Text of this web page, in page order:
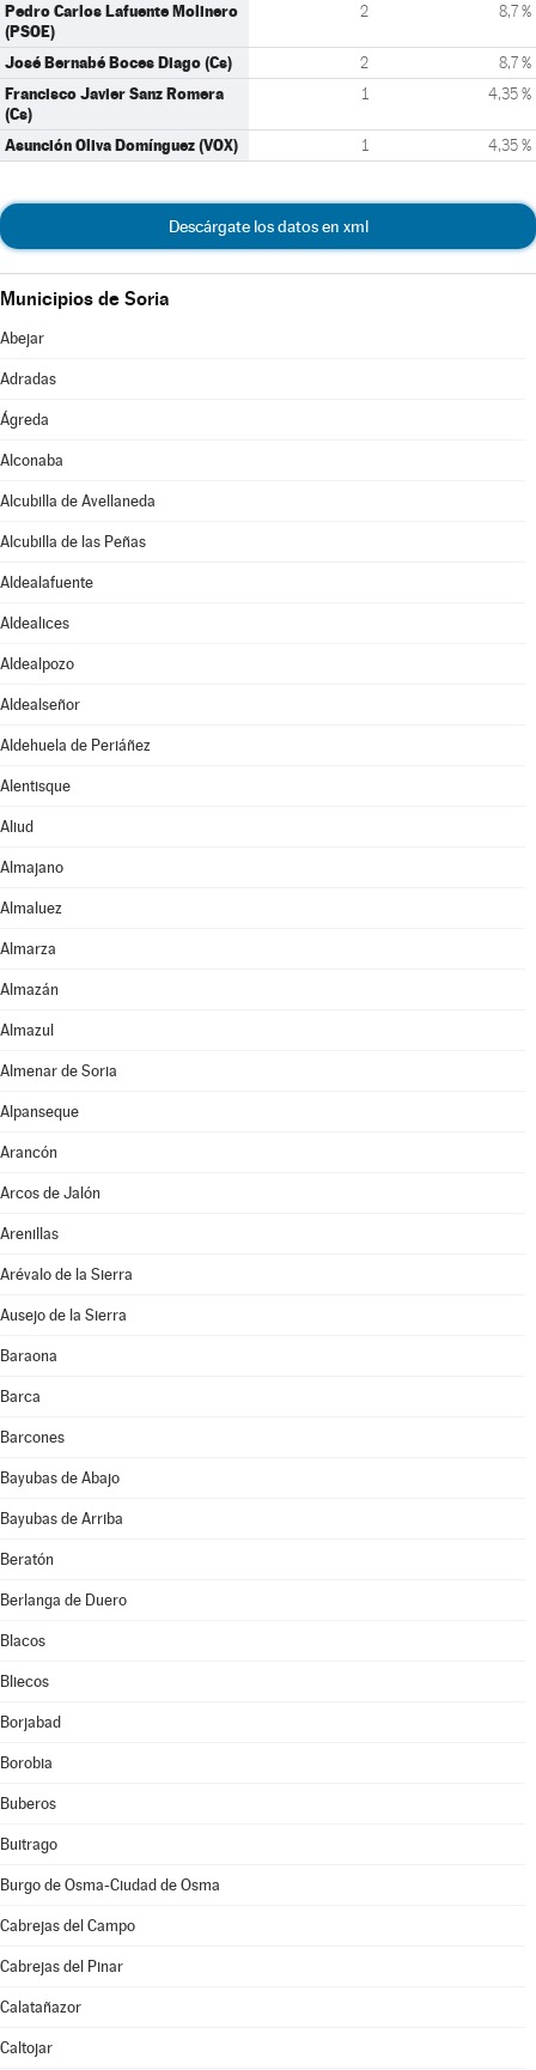
Pedro Carlos Lafuente Molinero
(PSOE)
2 8,7 %
José Bernabé Boces Diago (Cs) 2 8,7 %
Francisco Javier Sanz Romera
(Cs)
1 4,35 %
Asunción Oliva Domínguez (VOX) 1 4,35 %
Descárgate los datos en xml
Municipios de Soria
Abejar
Adradas
Ágreda
Alconaba
Alcubilla de Avellaneda
Alcubilla de las Peñas
Aldealafuente
Aldealices
Aldealpozo
Aldealseñor
Aldehuela de Periáñez
Alentisque
Aliud
Almajano
Almaluez
Almarza
Almazán
Almazul
Almenar de Soria
Alpanseque
Arancón
Arcos de Jalón
Arenillas
Arévalo de la Sierra
Ausejo de la Sierra
Baraona
Barca
Barcones
Bayubas de Abajo
Bayubas de Arriba
Beratón
Berlanga de Duero
Blacos
Bliecos
Borjabad
Borobia
Buberos
Buitrago
Burgo de Osma-Ciudad de Osma
Cabrejas del Campo
Cabrejas del Pinar
Calatañazor
Caltojar